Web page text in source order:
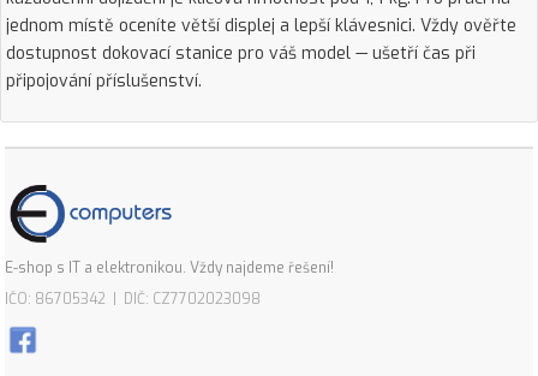
jednom místě oceníte větší displej a lepší klávesnici. Vždy ověřte
dostupnost dokovací stanice pro váš model — ušetří čas při
připojování příslušenství.
E-shop s IT a elektronikou. Vždy najdeme řešení!
IČO: 86705342 | DIČ: CZ7702023098